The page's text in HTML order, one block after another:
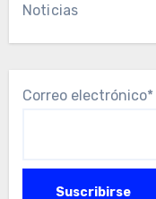
Noticias
Correo electrónico*